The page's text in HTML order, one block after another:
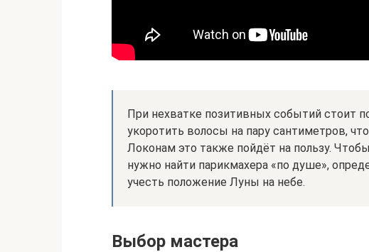
При нехватке позитивных событий стоит
укоротить волосы на пару сантиметров,
Локонам это также пойдёт на пользу.
нужно найти парикмахера «по душе»,
учесть положение Луны на небе.
Выбор мастера